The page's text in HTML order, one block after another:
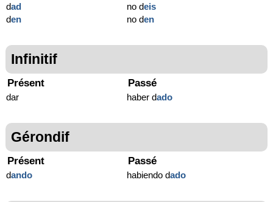
dad
den
no deis
no den
Infinitif
Présent
dar
Passé
haber dado
Gérondif
Présent
dando
Passé
habiendo dado